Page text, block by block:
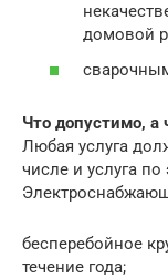
домовой
Что допустимо, а
Любая услуга
числе и услуга
бесперебойное
течение года;